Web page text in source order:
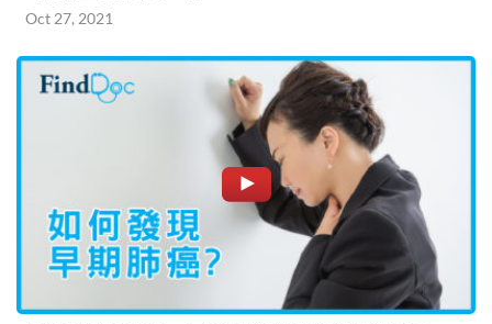
Oct 27, 2021